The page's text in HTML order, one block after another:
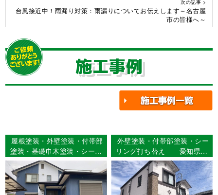
次の記事 >
台風接近中！雨漏り対策：雨漏りについてお伝えします～名古屋
市の皆様へ～
施工事例
屋根塗装・外壁塗装・付帯部
塗装・基礎巾木塗装・シーリ
ング工事・ベランダFRP防水
2プライ 名古屋市中川区 T
様邸
外壁塗装・付帯部塗装・シー
リング打ち替え 愛知県小
牧市 Y様邸